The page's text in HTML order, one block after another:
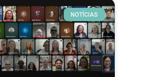
NOTÍCIAS